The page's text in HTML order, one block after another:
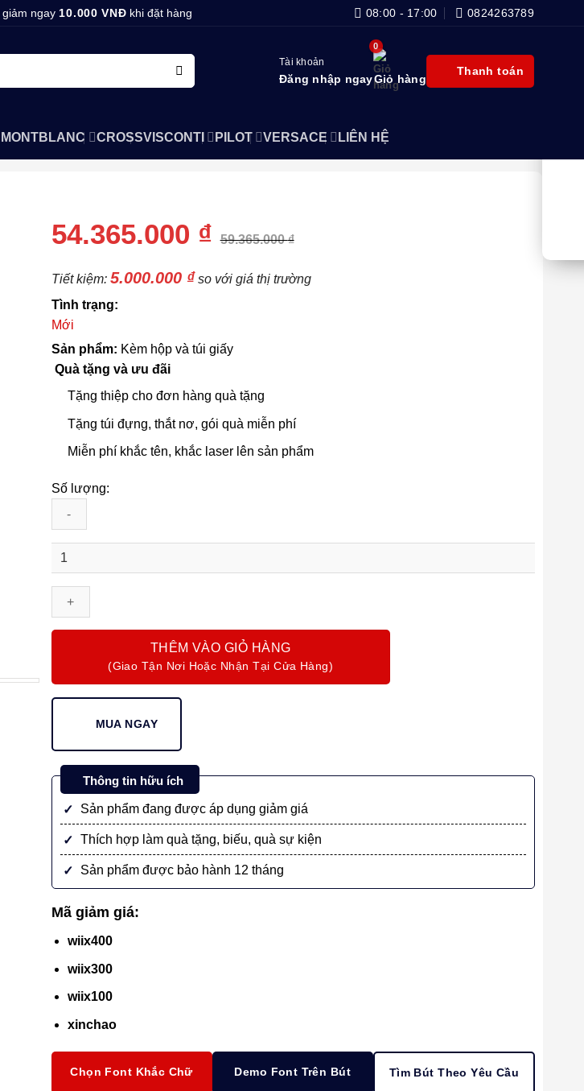
giảm ngay 10.000 VNĐ khi đặt hàng 08:00 - 17:00 0824263789
Tài khoản
Đăng nhập ngayGiỏ hàng
Thanh toán
MONTBLANC CROSSVISCONTI PILOT VERSACE LIÊN HỆ
54.365.000 ₫ 59.365.000₫
Tiết kiệm: 5.000.000 ₫so với giá thị trường
Tình trạng:
Mới
Sản phẩm: Kèm hộp và túi giấy
Quà tặng và ưu đãi
Tặng thiệp cho đơn hàng quà tặng
Tặng túi đựng, thắt nơ, gói quà miễn phí
Miễn phí khắc tên, khắc laser lên sản phẩm
Số lượng:
Bút
Ký
Tên
Pinstripe
72
Grand
Cao
Cấp
lượng
THÊM VÀO GIỎ HÀNG
MUA NGAY
Thông tin hữu ích
Sản phẩm đang được áp dụng giảm giá
Thích hợp làm quà tặng, biếu, quà sự kiện
Sản phẩm được bảo hành 12 tháng
Mã giảm giá:
wiix400
wiix300
wiix100
xinchao
Chọn Font Khắc Chữ Demo Font Trên Bút Tìm Bút Theo Yêu Cầu